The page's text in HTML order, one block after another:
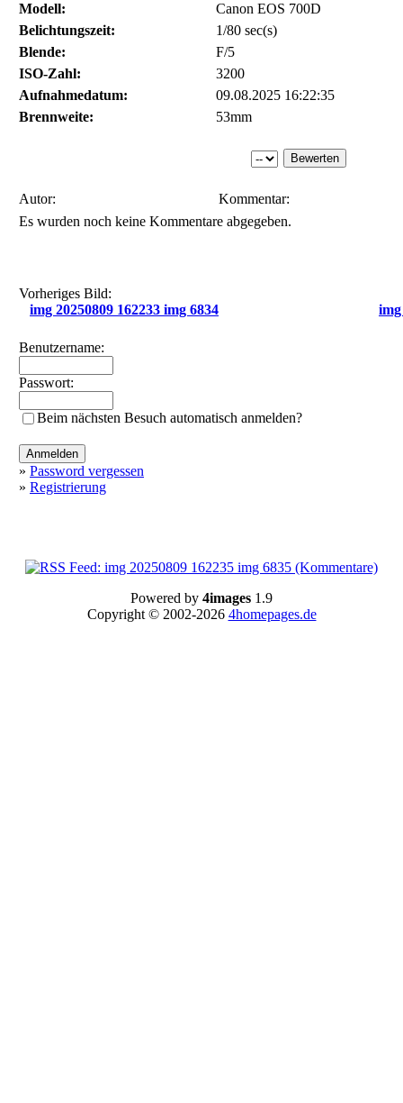
Modell:
Canon EOS 700D
Belichtungszeit:
1/80 sec(s)
Blende:
F/5
ISO-Zahl:
3200
Aufnahmedatum:
09.08.2025 16:22:35
Brennweite:
53mm
Autor:
Kommentar:
Es wurden noch keine Kommentare abgegeben.
Vorheriges Bild:
img 20250809 162233 img 6834
img
Benutzername:
Passwort:
Beim nächsten Besuch automatisch anmelden?
» Password vergessen
» Registrierung
Powered by 4images 1.9
Copyright © 2002-2026 4homepages.de